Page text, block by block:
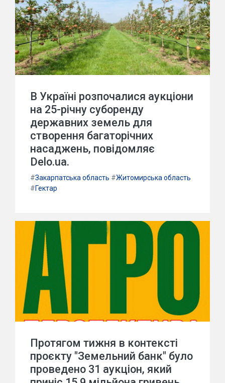
В Україні розпочалися аукціони
на 25-річну суборенду
державних земель для
створення багаторічних
насаджень, повідомляє
Delo.ua.
#Закарпатська область #Житомирська область
#Гектар
Протягом тижня в контексті
проєкту "Земельний банк" було
проведено 31 аукціон, який